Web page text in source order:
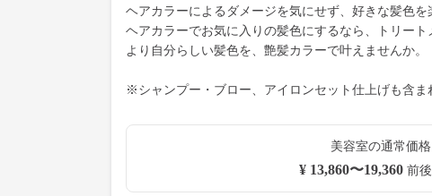
ヘアカラーによるダメージを気にせず、好きな髪色を
ヘアカラーでお気に入りの髪色にするなら、トリート
より自分らしい髪色を、艶髪カラーで叶えませんか。
※シャンプー・ブロー、アイロンセット仕上げも含ま
美容室の通常価格
¥ 13,860〜19,360前後